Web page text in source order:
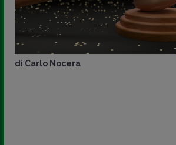
di Carlo Nocera